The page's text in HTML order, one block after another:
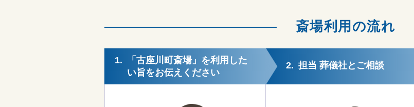
斎場利用の流れ
1.
「古座川町斎場」を利用した
い旨をお伝えください
2. 担当 葬儀社とご相談